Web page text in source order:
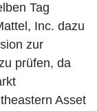
Tag
Inc. dazu
zur
prüfen, da
Asset